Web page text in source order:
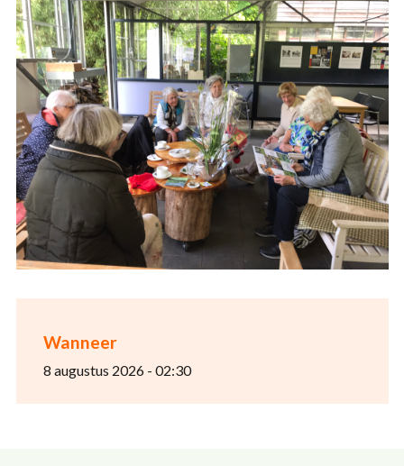
Wanneer
8 augustus 2026 - 02:30